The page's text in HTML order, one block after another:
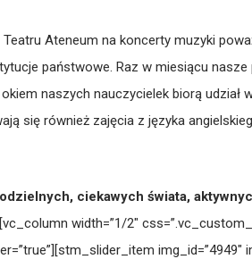
Ateneum na koncerty muzyki
państwowe. Raz w miesiącu
naszych nauczycielek biorą
się również zajęcia z języka
ciekawych świata,
width=”1/2″
img_id=”4949″